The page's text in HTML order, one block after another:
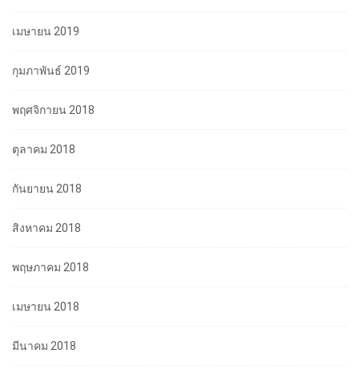
เมษายน 2019
กุมภาพันธ์ 2019
พฤศจิกายน 2018
ตุลาคม 2018
กันยายน 2018
สิงหาคม 2018
พฤษภาคม 2018
เมษายน 2018
มีนาคม 2018